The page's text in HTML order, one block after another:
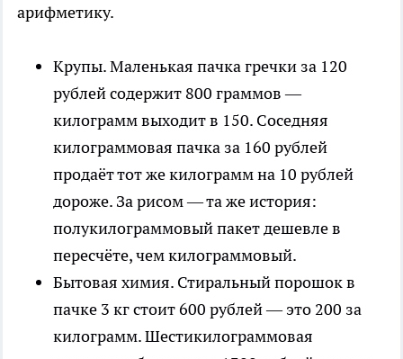
арифметику.
Крупы. Маленькая пачка гречки за 120
рублей содержит 800 граммов —
килограмм выходит в 150. Соседняя
килограммовая пачка за 160 рублей
продаёт тот же килограмм на 10 рублей
дороже. За риcом — та же история:
полукилограммовый пакет дешевле в
пересчёте, чем килограммовый.
Бытовая химия. Стиральный порошок в
пачке 3 кг стоит 600 рублей — это 200 за
килограмм. Шестикилограммовая